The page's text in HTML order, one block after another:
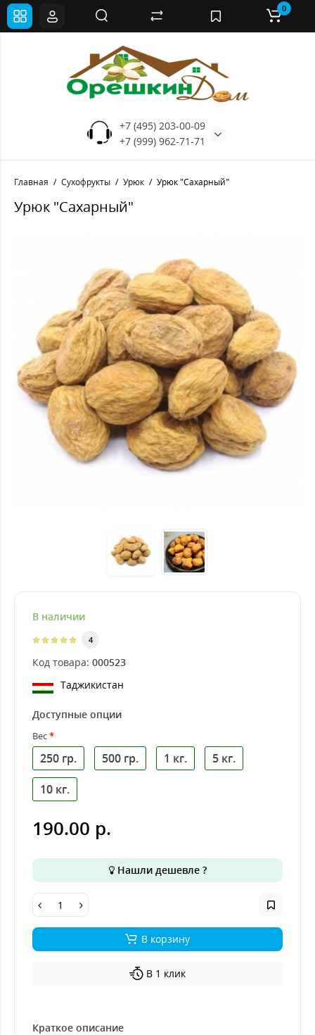
+7 (495) 203-00-09
+7 (999) 962-71-71
0
Главная Сухофрукты Урюк Урюк "Сахарный"
Урюк "Сахарный"
В наличии
4
Код товара: 000523
Таджикистан
Доступные опции
Вес
250 гр. 500 гр. 1 кг.
5 кг.
10 кг.
190.00 р.
Нашли дешевле ?
В корзину
В 1 клик
Краткое описание